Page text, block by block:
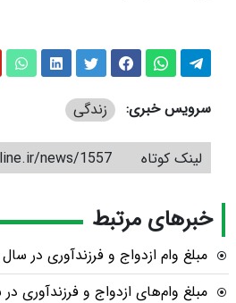
سرویس خبری: زندگی
لینک کوتاه news/1557
خبرهای مرتبط
مبلغ وام ازدواج و فرزندآوری در سال ۱۴۰۵
مبلغ وام‌های ازدواج و فرزندآوری در سال